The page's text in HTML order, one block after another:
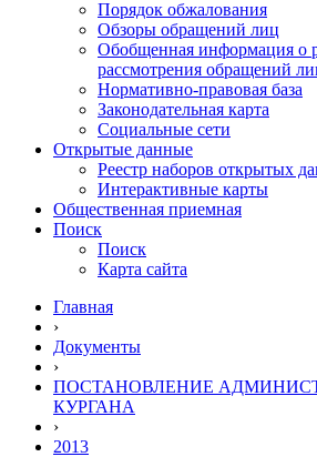
Порядок обжалования
Обзоры обращений лиц
Обобщенная информация о
рассмотрения обращений
Нормативно-правовая база
Законодательная карта
Социальные сети
Открытые данные
Реестр наборов открытых
Интерактивные карты
Общественная приемная
Поиск
Поиск
Карта сайта
Главная
›
Документы
›
ПОСТАНОВЛЕНИЕ
КУРГАНА
›
2013